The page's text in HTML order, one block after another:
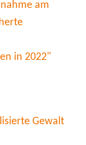
Gewalt